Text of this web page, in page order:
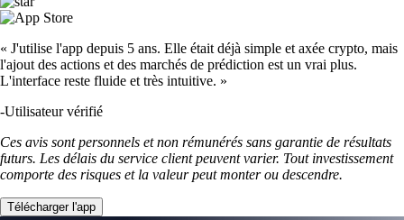
« J'utilise l'app depuis 5 ans. Elle était déjà simple et axée crypto, mais
l'ajout des actions et des marchés de prédiction est un vrai plus.
L'interface reste fluide et très intuitive. »
-Utilisateur vérifié
Ces avis sont personnels et non rémunérés sans garantie de résultats
futurs. Les délais du service client peuvent varier. Tout investissement
comporte des risques et la valeur peut monter ou descendre.
Télécharger l'app